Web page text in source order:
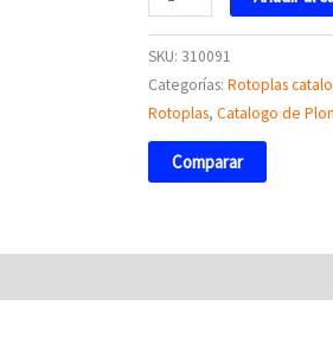
SKU: 310091
Categorías: Rotoplas
Rotoplas, Catalogo de
Comparar